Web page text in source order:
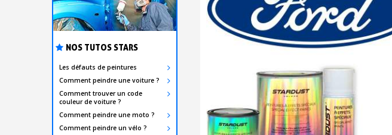
NOS TUTOS STARS
Les défauts de peintures
Comment peindre une voiture ?
Comment trouver un code
couleur de voiture ?
Comment peindre une moto ?
Comment peindre un vélo ?